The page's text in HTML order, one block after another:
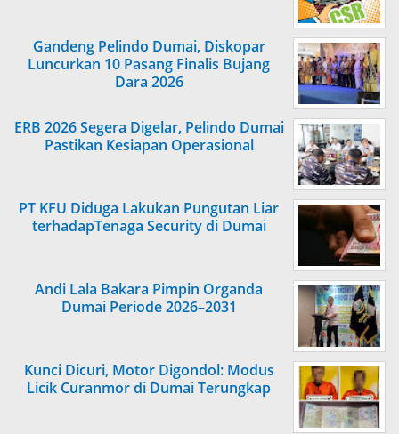
Gandeng Pelindo Dumai, Diskopar
Luncurkan 10 Pasang Finalis Bujang
Dara 2026
ERB 2026 Segera Digelar, Pelindo Dumai
Pastikan Kesiapan Operasional
PT KFU Diduga Lakukan Pungutan Liar
terhadapTenaga Security di Dumai
Andi Lala Bakara Pimpin Organda
Dumai Periode 2026–2031
Kunci Dicuri, Motor Digondol: Modus
Licik Curanmor di Dumai Terungkap